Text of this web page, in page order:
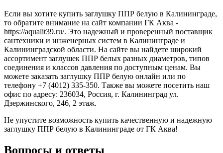
Если вы хотите купить заглушку ППР белую в Калининграде,
то обратите внимание на сайт компании ГК Аква -
https://aqualit39.ru/. Это надежный и проверенный поставщик
сантехники и инженерных систем в Калининграде и
Калининградской области. На сайте вы найдете широкий
ассортимент заглушек ППР белых разных диаметров, типов
соединения и классов давления по доступным ценам. Вы
можете заказать заглушку ППР белую онлайн или по
телефону +7 (4012) 335-350. Также вы можете посетить наш
офис по адресу: 236034, Россия, г. Калининград ул.
Дзержинского, 246, 2 этаж.
Не упустите возможность купить качественную и надежную
заглушку ППР белую в Калининграде от ГК Аква!
Вопросы и ответы